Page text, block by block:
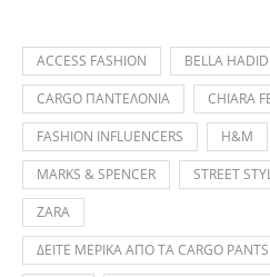
ACCESS FASHION BELLA HADID
CARGO ΠΑΝΤΕΛΟΝΙΑ
CHIARA
FASHION INFLUENCERS
H&M
MARKS & SPENCER
STREET
ZARA
ΔΕΙΤΕ ΜΕΡΙΚΑ ΑΠΟ ΤΑ CARGO